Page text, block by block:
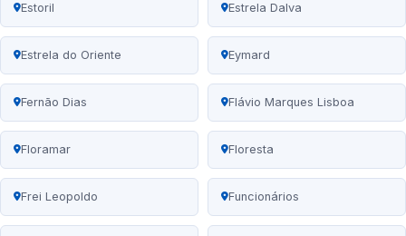
Estoril Estrela Dalva
Estrela do Oriente Eymard
Fernão Dias Flávio Marques Lisboa
Floramar Floresta
Frei Leopoldo Funcionários